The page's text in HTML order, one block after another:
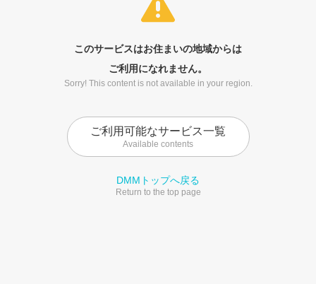
このサービスはお住まいの地域からは
ご利用になれません。
Sorry! This content is not available in your region.
ご利用可能なサービス一覧
Available contents
DMMトップへ戻る
Return to the top page